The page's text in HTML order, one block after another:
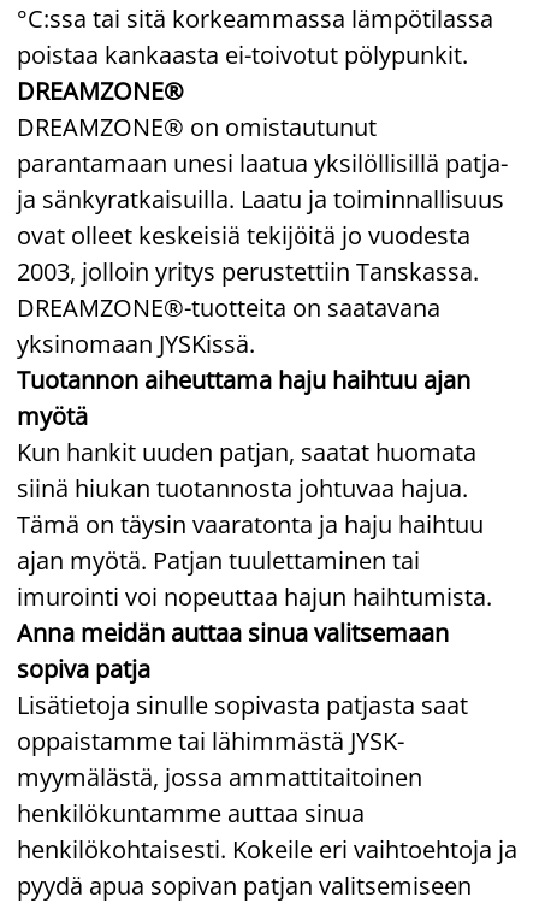
°C:ssa tai sitä korkeammassa lämpötilassa
poistaa kankaasta ei-toivotut pölypunkit.
DREAMZONE®
DREAMZONE® on omistautunut
parantamaan unesi laatua yksilöllisillä patja-
ja sänkyratkaisuilla. Laatu ja toiminnallisuus
ovat olleet keskeisiä tekijöitä jo vuodesta
2003, jolloin yritys perustettiin Tanskassa.
DREAMZONE®-tuotteita on saatavana
yksinomaan JYSKissä.
Tuotannon aiheuttama haju haihtuu ajan
myötä
Kun hankit uuden patjan, saatat huomata
siinä hiukan tuotannosta johtuvaa hajua.
Tämä on täysin vaaratonta ja haju haihtuu
ajan myötä. Patjan tuulettaminen tai
imurointi voi nopeuttaa hajun haihtumista.
Anna meidän auttaa sinua valitsemaan
sopiva patja
Lisätietoja sinulle sopivasta patjasta saat
oppaistamme tai lähimmästä JYSK-
myymälästä, jossa ammattitaitoinen
henkilökuntamme auttaa sinua
henkilökohtaisesti. Kokeile eri vaihtoehtoja ja
pyydä apua sopivan patjan valitsemiseen